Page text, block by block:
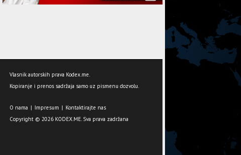
Vlasnik autorskih prava Kodex.me.
Kopiranje i prenos sadržaja samo uz pismenu dozvolu.
O nama | Impresum | Kontaktirajte nas
Copyright © 2026 KODEX.ME. Sva prava zadržana